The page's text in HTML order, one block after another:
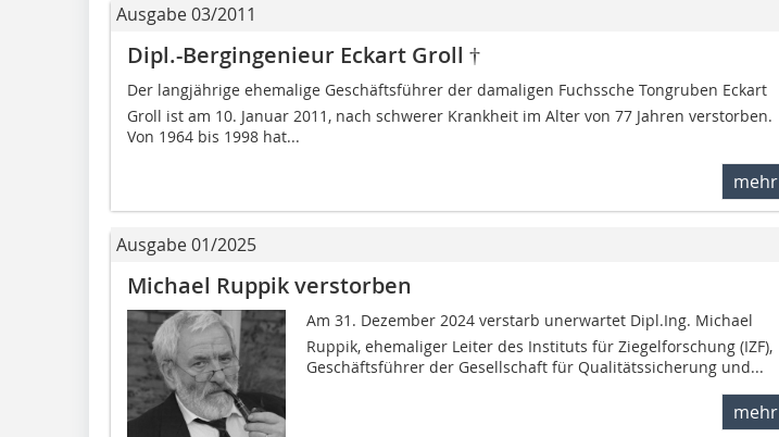
Ausgabe 03/2011
Dipl.-Bergingenieur Eckart Groll †
Der langjährige ehemalige Geschäftsführer der damaligen Fuchssche Tongruben Eckart
Groll ist am 10. Januar 2011, nach schwerer Krankheit im Alter von 77 Jahren verstorben.
Von 1964 bis 1998 hat...
mehr
Ausgabe 01/2025
Michael Ruppik verstorben
Am 31. Dezember 2024 verstarb unerwartet Dipl.Ing. Michael
Ruppik, ehemaliger Leiter des Instituts für Ziegelforschung (IZF),
Geschäftsführer der Gesellschaft für Qualitätssicherung und...
mehr